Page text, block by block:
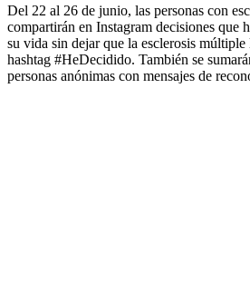
Del 22 al 26 de junio, las personas con
compartirán en Instagram decisiones que
su vida sin dejar que la esclerosis
hashtag #HeDecidido. También se
personas anónimas con mensajes de